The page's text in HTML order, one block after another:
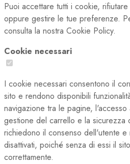
Puoi accettare tutti i cookie,
oppure gestire le tue preferenze.
consulta la nostra Cookie Policy.
Cookie necessari
I cookie necessari consentono il
sito e rendono disponibili
navigazione tra le pagine,
gestione del carrello e la sicurezza
richiedono il consenso dell'utente
disattivati, poiché senza di essi il
correttamente.